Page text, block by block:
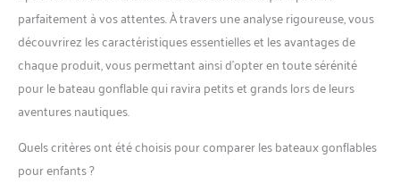
parfaitement à vos attentes. À travers une analyse rigoureuse, vous
découvrirez les caractéristiques essentielles et les avantages de
chaque produit, vous permettant ainsi d’opter en toute sérénité
pour le bateau gonflable qui ravira petits et grands lors de leurs
aventures nautiques.
Quels critères ont été choisis pour comparer les bateaux gonflables
pour enfants ?